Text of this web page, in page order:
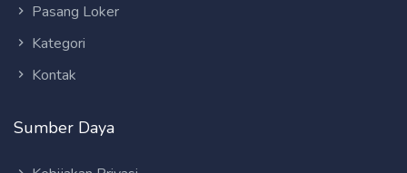
Pasang Loker
Kategori
Kontak
Sumber Daya